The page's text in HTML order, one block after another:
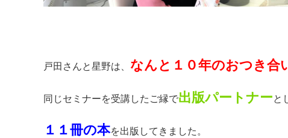
戸田さんと星野は、 なんと１０年のおつき合
同じセミナーを受講したご縁で出版パートナーと
１１冊の本を出版してきました。